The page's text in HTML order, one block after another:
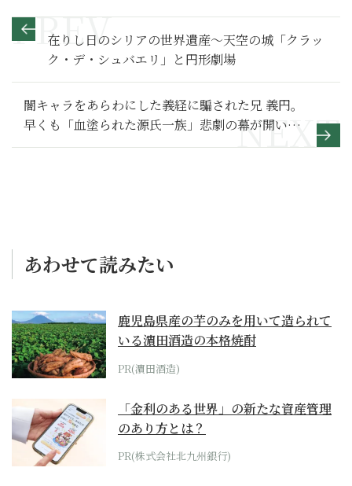
在りし日のシリアの世界遺産～天空の城「クラッ
ク・デ・シュバエリ」と円形劇場
闇キャラをあらわにした義経に騙された兄 義円。
早くも「血塗られた源氏一族」悲劇の幕が開い
た！【鎌倉殿の13人 満喫リポート】11
あわせて読みたい
鹿児島県産の芋のみを用いて造られて
いる濵田酒造の本格焼酎
PR(濵田酒造)
「金利のある世界」の新たな資産管理
のあり方とは？
PR(株式会社北九州銀行)